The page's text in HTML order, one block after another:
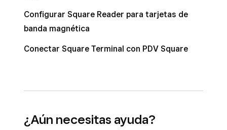
Configurar Square Reader para tarjetas de
banda magnética
Conectar Square Terminal con PDV Square
¿Aún necesitas ayuda?